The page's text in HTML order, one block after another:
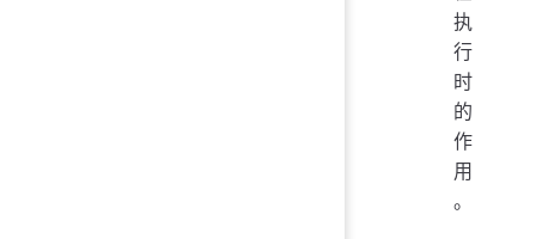
执
行
时
的
作
用
。